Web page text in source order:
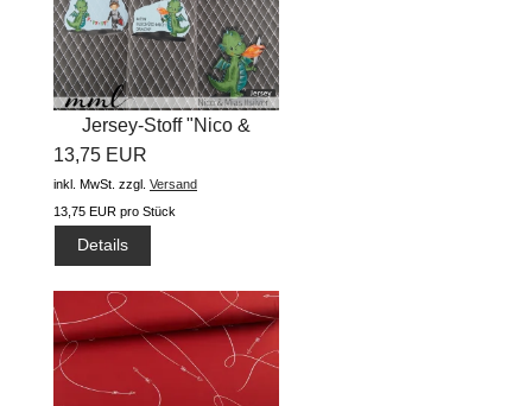
Jersey-Stoff "Nico &
Mias...
13,75 EUR
inkl. MwSt. zzgl. Versand
13,75 EUR pro Stück
Details